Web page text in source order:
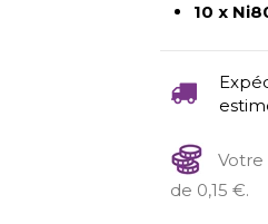
10 x
de 0,15 €.